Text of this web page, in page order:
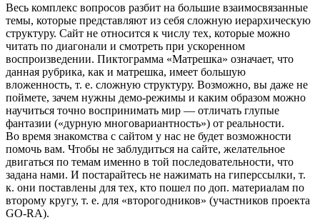
Весь комплекс вопросов разбит на большие взаимосвязанные
темы, которые представляют из себя сложную иерархическую
структуру. Сайт не относится к числу тех, которые можно
читать по диагонали и смотреть при ускоренном
воспроизведении. Пиктограмма «Матрешка» означает, что
данная рубрика, как и матрешка, имеет большую
вложенность, т. е. сложную структуру. Возможно, вы даже не
поймете, зачем нужны демо-режимы и каким образом можно
научиться точно воспринимать мир — отличать глупые
фантазии («дурную многовариантность») от реальности.
Во время знакомства с сайтом у нас не будет возможности
помочь вам. Чтобы не заблудиться на сайте, желательное
двигаться по темам именно в той последовательности, что
задана нами. И постарайтесь не нажимать на гиперссылки, т.
к. они поставлены для тех, кто пошел по доп. материалам по
второму кругу, т. е. для «второгодников» (участников проекта
GO-RA).